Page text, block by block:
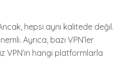
hepsi aynı kalitede değil.
Ayrıca, bazı VPN’ler
VPN’in hangi platformlarla